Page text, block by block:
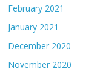
February 2021
January 2021
December 2020
November 2020